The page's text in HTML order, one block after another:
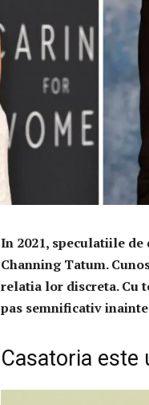
In 2021, speculatiile
Channing Tatum.
relatia lor discreta. Cu
pas semnificativ
Casatoria este